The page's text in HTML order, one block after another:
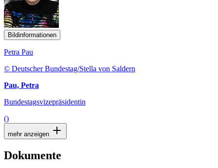
Bildinformationen
Petra Pau
© Deutscher Bundestag/Stella von Saldern
Pau, Petra
Bundestagsvizepräsidentin
()
mehr anzeigen
Dokumente